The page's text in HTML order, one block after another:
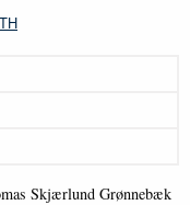
Skjærlund Grønnebæk